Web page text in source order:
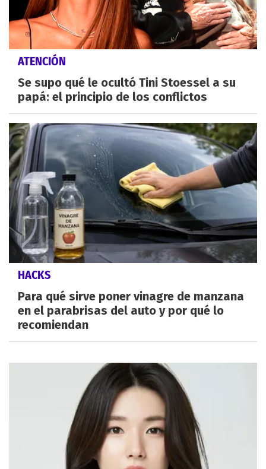
ATENCIÓN
Se supo qué le ocultó Tini Stoessel a su
papá: el principio de los conflictos
HACKS
Para qué sirve poner vinagre de manzana
en el parabrisas del auto y por qué lo
recomiendan